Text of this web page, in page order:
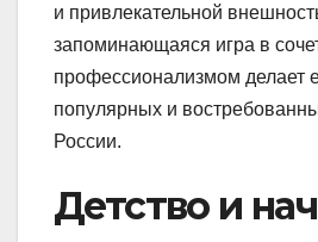
и привлекательной
запоминающаяся игра в
профессионализмом делает
популярных и
России.
Детство и